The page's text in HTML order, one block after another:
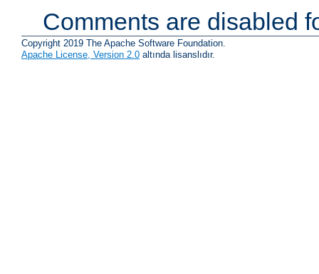
Comments are disabled
Copyright 2019 The Apache Software Foundation.
Apache License, Version 2.0 altında lisanslıdır.